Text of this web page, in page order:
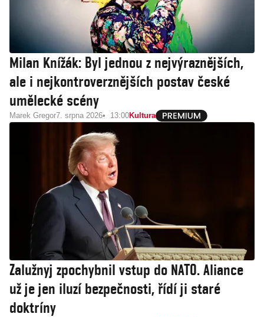
Milan Knížák: Byl jednou z nejvýraznějších,
ale i nejkontroverznějších postav české
umělecké scény
Marek Gregor7. srpna 2026 13:00Kultura
Zalužnyj zpochybnil vstup do NATO. Aliance
už je jen iluzí bezpečnosti, řídí ji staré
doktríny